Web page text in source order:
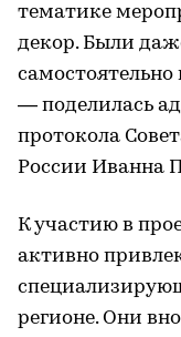
тематике
декор. Были
— поделилась
протокола
России Иванна
К участию в
активно
регионе. Они